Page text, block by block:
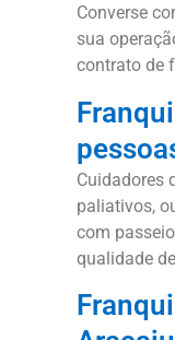
Converse
sua
contrato de
Cuidadores
paliativos,
com
qualidade